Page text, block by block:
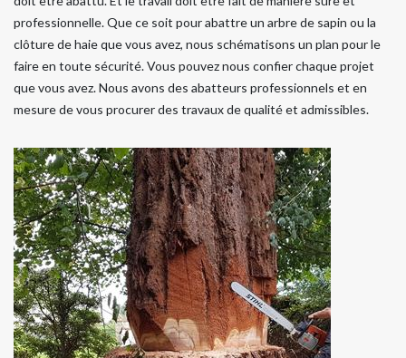
professionnelle. Que ce soit pour abattre un arbre de sapin ou la
clôture de haie que vous avez, nous schématisons un plan pour le
faire en toute sécurité. Vous pouvez nous confier chaque projet
que vous avez. Nous avons des abatteurs professionnels et en
mesure de vous procurer des travaux de qualité et admissibles.